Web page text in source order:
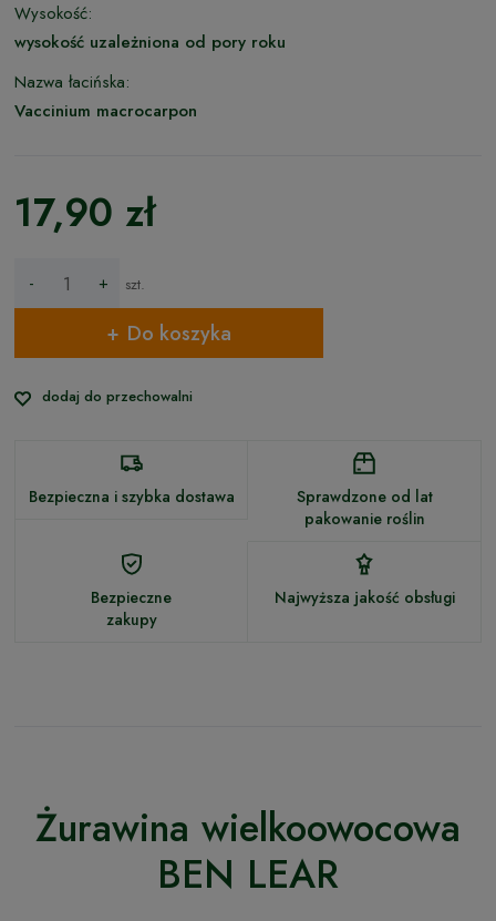
Wysokość:
wysokość uzależniona od pory roku
Nazwa łacińska:
Vaccinium macrocarpon
17,90 zł
- + szt.
Do koszyka
dodaj do przechowalni
Bezpieczna i szybka dostawa
Sprawdzone od lat
pakowanie roślin
Bezpieczne
zakupy
Najwyższa jakość obsługi
Żurawina wielkoowocowa
BEN LEAR